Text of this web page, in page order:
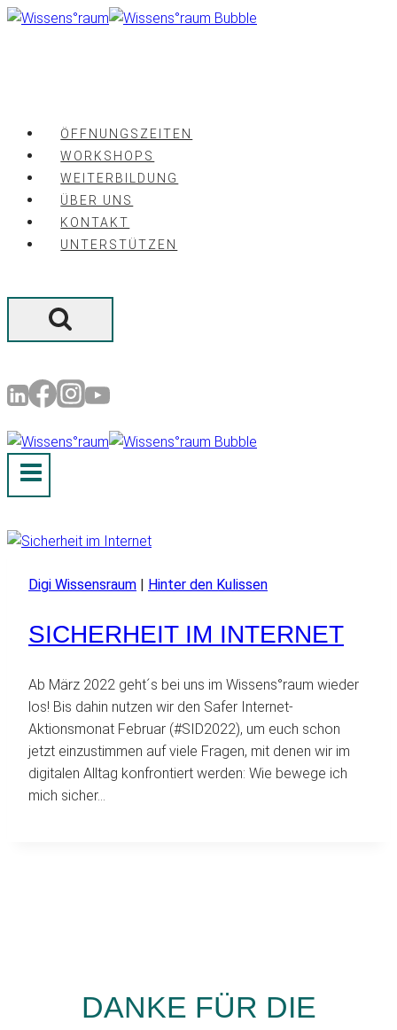
Zum
ÖFFNUNGSZEITEN
WORKSHOPS
WEITERBILDUNG
ÜBER UNS
KONTAKT
UNTERSTÜTZEN
Digi Wissensraum | Hinter den Kulissen
SICHERHEIT IM INTERNET
Ab März 2022 geht´s bei uns im Wissens°raum wieder
los! Bis dahin nutzen wir den Safer Internet-
Aktionsmonat Februar (#SID2022), um euch schon
jetzt einzustimmen auf viele Fragen, mit denen wir im
digitalen Alltag konfrontiert werden: Wie bewege ich
mich sicher…
DANKE FÜR DIE